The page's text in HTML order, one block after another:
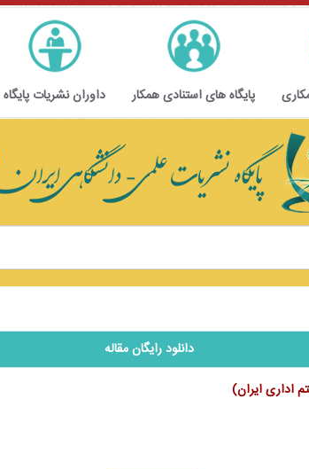
پایگاه های استنادی همکار داوران نشریات پایگاه
دانلود رایگان مقاله
اداری ایران)